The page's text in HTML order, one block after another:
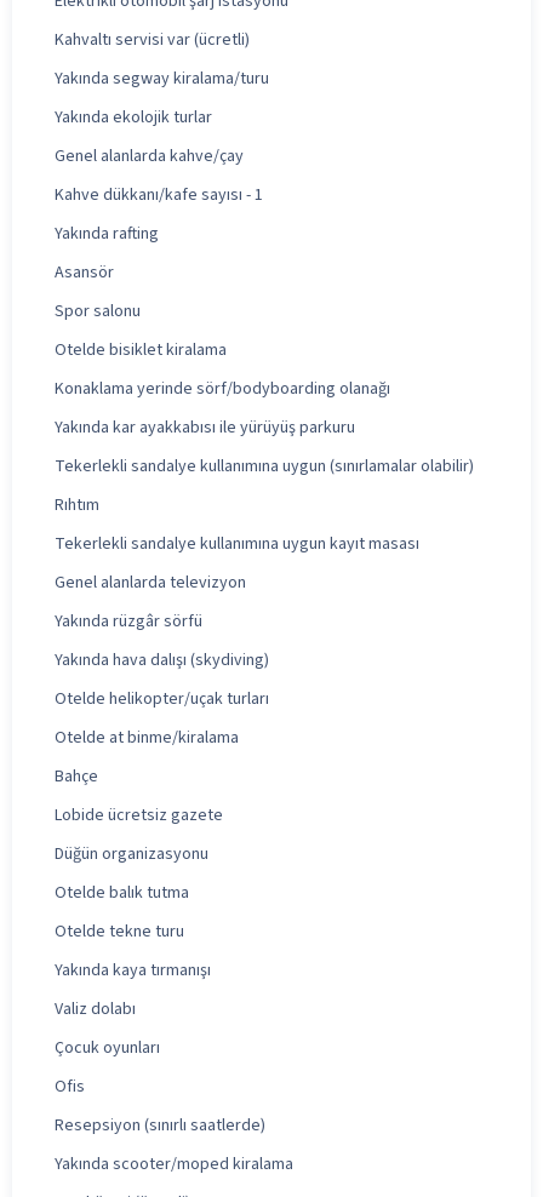
Kahvaltı servisi var (ücretli)
Yakında segway kiralama/turu
Yakında ekolojik turlar
Genel alanlarda kahve/çay
Kahve dükkanı/kafe sayısı - 1
Yakında rafting
Asansör
Spor salonu
Otelde bisiklet kiralama
Konaklama yerinde sörf/bodyboarding olanağı
Yakında kar ayakkabısı ile yürüyüş parkuru
Tekerlekli sandalye kullanımına uygun (sınırlamalar olabilir)
Rıhtım
Tekerlekli sandalye kullanımına uygun kayıt masası
Genel alanlarda televizyon
Yakında rüzgâr sörfü
Yakında hava dalışı (skydiving)
Otelde helikopter/uçak turları
Otelde at binme/kiralama
Bahçe
Lobide ücretsiz gazete
Düğün organizasyonu
Otelde balık tutma
Otelde tekne turu
Yakında kaya tırmanışı
Valiz dolabı
Çocuk oyunları
Ofis
Resepsiyon (sınırlı saatlerde)
Yakında scooter/moped kiralama